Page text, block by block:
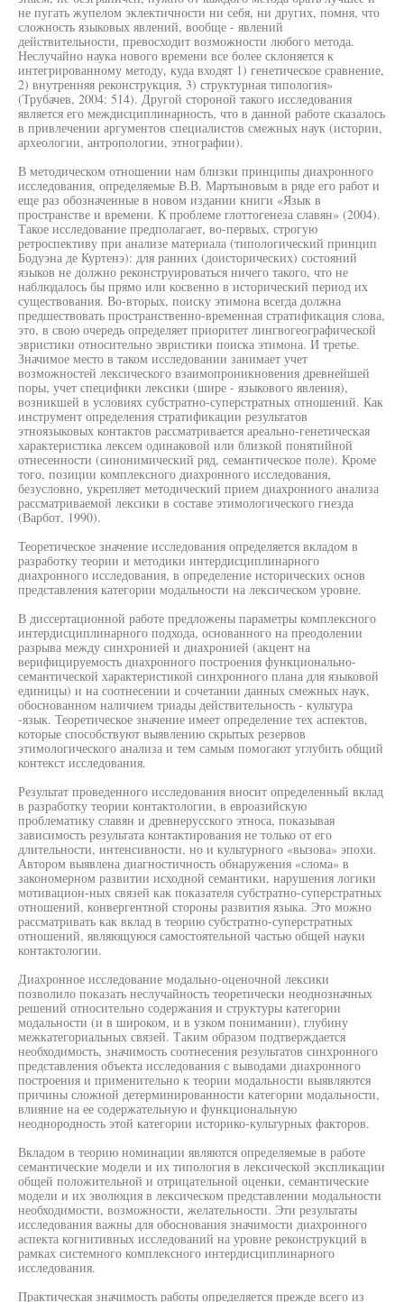
не пугать жупелом эклектичности ни себя, ни других, помня, что
сложность языковых явлений, вообще - явлений
действительности, превосходит возможности любого метода.
Неслучайно наука нового времени все более склоняется к
интегрированному методу, куда входят 1) генетическое сравнение,
2) внутренняя реконструкция, 3) структурная типология»
(Трубачев, 2004: 514). Другой стороной такого исследования
является его междисциплинарность, что в данной работе сказалось
в привлечении аргументов специалистов смежных наук (истории,
археологии, антропологии, этнографии).
В методическом отношении нам близки принципы диахронного
исследования, определяемые В.В. Мартыновым в ряде его работ и
еще раз обозначенные в новом издании книги «Язык в
пространстве и времени. К проблеме глоттогенеза славян» (2004).
Такое исследование предполагает, во-первых, строгую
ретроспективу при анализе материала (типологический принцип
Бодуэна де Куртенэ): для ранних (доисторических) состояний
языков не должно реконструироваться ничего такого, что не
наблюдалось бы прямо или косвенно в исторический период их
существования. Во-вторых, поиску этимона всегда должна
предшествовать пространственно-временная стратификация слова,
это, в свою очередь определяет приоритет лингвогеографической
эвристики относительно эвристики поиска этимона. И третье.
Значимое место в таком исследовании занимает учет
возможностей лексического взаимопроникновения древнейшей
поры, учет специфики лексики (шире - языкового явления),
возникшей в условиях субстратно-суперстратных отношений. Как
инструмент определения стратификации результатов
этноязыковых контактов рассматривается ареально-генетическая
характеристика лексем одинаковой или близкой понятийной
отнесенности (синонимический ряд, семантическое поле). Кроме
того, позиции комплексного диахронного исследования,
безусловно, укрепляет методический прием диахронного анализа
рассматриваемой лексики в составе этимологического гнезда
(Варбот, 1990).
Теоретическое значение исследования определяется вкладом в
разработку теории и методики интердисциплинарного
диахронного исследования, в определение исторических основ
представления категории модальности на лексическом уровне.
В диссертационной работе предложены параметры комплексного
интердисциплинарного подхода, основанного на преодолении
разрыва между синхронией и диахронией (акцент на
верифицируемость диахронного построения функционально-
семантической характеристикой синхронного плана для языковой
единицы) и на соотнесении и сочетании данных смежных наук,
обоснованном наличием триады действительность - культура
-язык. Теоретическое значение имеет определение тех аспектов,
которые способствуют выявлению скрытых резервов
этимологического анализа и тем самым помогают углубить общий
контекст исследования.
Результат проведенного исследования вносит определенный вклад
в разработку теории контактологии, в евроазийскую
проблематику славян и древнерусского этноса, показывая
зависимость результата контактирования не только от его
длительности, интенсивности, но и культурного «вызова» эпохи.
Автором выявлена диагностичность обнаружения «слома» в
закономерном развитии исходной семантики, нарушения логики
мотивацион-ных связей как показателя субстратно-суперстратных
отношений, конвергентной стороны развития языка. Это можно
рассматривать как вклад в теорию субстратно-суперстратных
отношений, являющуюся самостоятельной частью общей науки
контактологии.
Диахронное исследование модально-оценочной лексики
позволило показать неслучайность теоретически неоднозначных
решений относительно содержания и структуры категории
модальности (и в широком, и в узком понимании), глубину
межкатегориальных связей. Таким образом подтверждается
необходимость, значимость соотнесения результатов синхронного
представления объекта исследования с выводами диахронного
построения и применительно к теории модальности выявляются
причины сложной детерминированности категории модальности,
влияние на ее содержательную и функциональную
неоднородность этой категории историко-культурных факторов.
Вкладом в теорию номинации являются определяемые в работе
семантические модели и их типология в лексической экспликации
общей положительной и отрицательной оценки, семантические
модели и их эволюция в лексическом представлении модальности
необходимости, возможности, желательности. Эти результаты
исследования важны для обоснования значимости диахронного
аспекта когнитивных исследований на уровне реконструкций в
рамках системного комплексного интердисциплинарного
исследования.
Практическая значимость работы определяется прежде всего из